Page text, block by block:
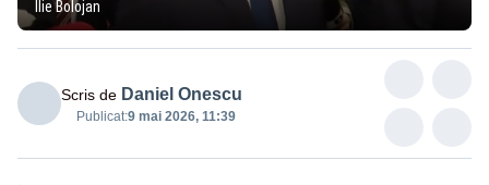
Ilie Bolojan
Scris de Daniel Onescu
Publicat:9 mai 2026, 11:39